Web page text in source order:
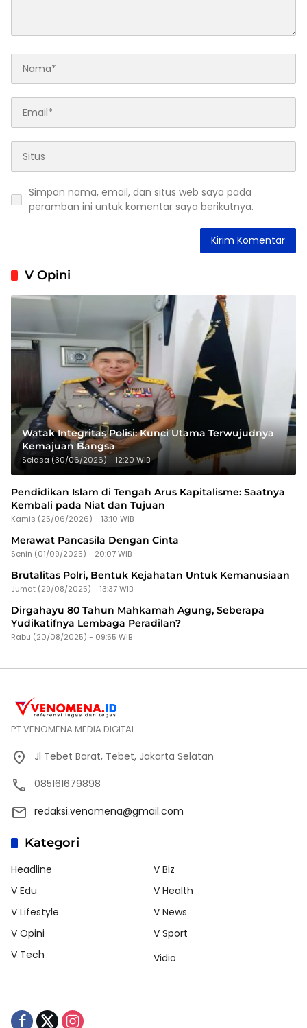
Simpan nama, email, dan situs web saya pada
peramban ini untuk komentar saya berikutnya.
V Opini
Watak Integritas Polisi: Kunci Utama Terwujudnya
Kemajuan Bangsa
Selasa (30/06/2026) - 12:20 WIB
Pendidikan Islam di Tengah Arus Kapitalisme: Saatnya
Kembali pada Niat dan Tujuan
Kamis (25/06/2026) - 13:10 WIB
Merawat Pancasila Dengan Cinta
Senin (01/09/2025) - 20:07 WIB
Brutalitas Polri, Bentuk Kejahatan Untuk Kemanusiaan
Jumat (29/08/2025) - 13:37 WIB
Dirgahayu 80 Tahun Mahkamah Agung, Seberapa
Yudikatifnya Lembaga Peradilan?
Rabu (20/08/2025) - 09:55 WIB
PT VENOMENA MEDIA DIGITAL
Jl Tebet Barat, Tebet, Jakarta Selatan
085161679898
redaksi.venomena@gmail.com
Kategori
Headline
V Biz
V Edu
V Health
V Lifestyle
V News
V Opini
V Sport
V Tech
Vidio